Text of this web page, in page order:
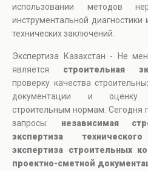
использовании методов
инструментальной
технических заключений.
Экспертиза Казахстан - Не
является строительная
проверку качества
документации и оценку
строительным нормам. Сегодня
запросы: независимая
экспертиза
экспертиза строительных
проектно-сметной